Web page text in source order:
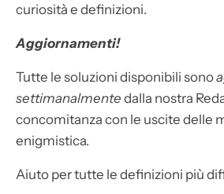
curiosità e definizioni.
Aggiornamenti!
Tutte le soluzioni disponibili sono
settimanalmente dalla nostra
concomitanza con le uscite delle
enigmistica.
Aiuto per tutte le definizioni più